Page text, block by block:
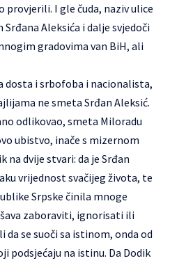
provjerili. I gle čuda, naziv ulice
Aleksića i dalje svjedoči
gradovima van BiH, ali
dosta i srbofoba i nacionalista,
ne smeta Srđan Aleksić.
odlikovao, smeta Miloradu
ubistvo, inače s mizernom
na dvije stvari: da je Srđan
vrijednost svačijeg života, te
Srpske činila mnoge
zaboraviti, ignorisati ili
da se suoči sa istinom, onda od
podsjećaju na istinu. Da Dodik